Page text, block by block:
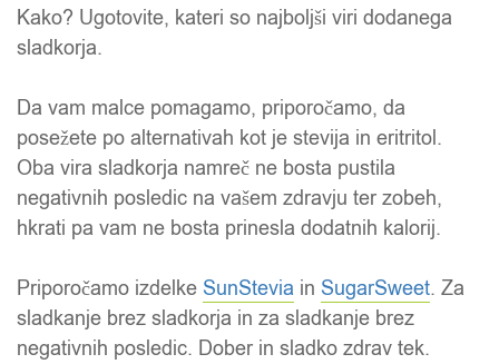
Kako? Ugotovite, kateri so najboljši viri dodanega
sladkorja.
Da vam malce pomagamo, priporočamo, da
posežete po alternativah kot je stevija in eritritol.
Oba vira sladkorja namreč ne bosta pustila
negativnih posledic na vašem zdravju ter zobeh,
hkrati pa vam ne bosta prinesla dodatnih kalorij.
Priporočamo izdelke SunStevia in SugarSweet. Za
sladkanje brez sladkorja in za sladkanje brez
negativnih posledic. Dober in sladko zdrav tek.